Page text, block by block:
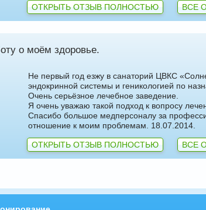
ОТКРЫТЬ ОТЗЫВ ПОЛНОСТЬЮ ВСЕ
о моём здоровье.
Не первый год езжу в санаторий ЦВКС
эндокринной системы и геникологией по
Очень серьёзное лечебное заведение.
Я очень уважаю такой подход к вопросу
Спасибо большое медперсоналу за
отношение к моим проблемам. 18.07.2014.
ОТКРЫТЬ ОТЗЫВ ПОЛНОСТЬЮ ВСЕ